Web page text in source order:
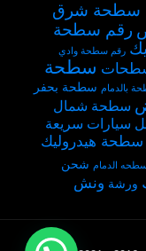
سطحة شرق
رقم سطحة
رقم سطحة وادي
سطحة
بالدمام سطحة بحفر
سطحة شمال
سيارات سريعة
سطحة هيدروليك
الدمام شحن
ورشة ونش